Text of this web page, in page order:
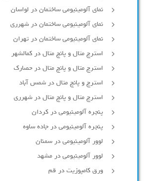
نمای آلومینیومی ساختمان در لواسان
نمای آلومینیومی ساختمان در شهرری
نمای آلومینیومی ساختمان در تهران
استرچ متال و پانچ متال در کمالشهر
استرچ متال و پانچ متال در حصارك
استرچ و پانچ متال در شمس آباد
استرچ متال و پانچ متال در شهرری
پنجره آلومینیومی در کردان
پنجره آلومینیومی در جاده ساوه
لوور آلومینیومی در سمنان
لوور آلومینیومی در مشهد
ورق کامپوزیت در قم